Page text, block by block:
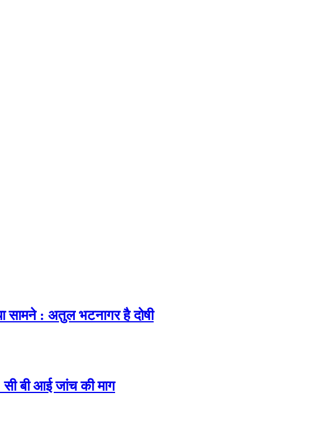
: अतुल भटनागर है दोषी
बी आई जांच की माग